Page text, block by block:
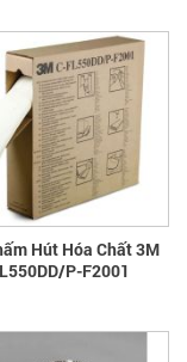
Hút Hóa Chất 3M
P-F2001